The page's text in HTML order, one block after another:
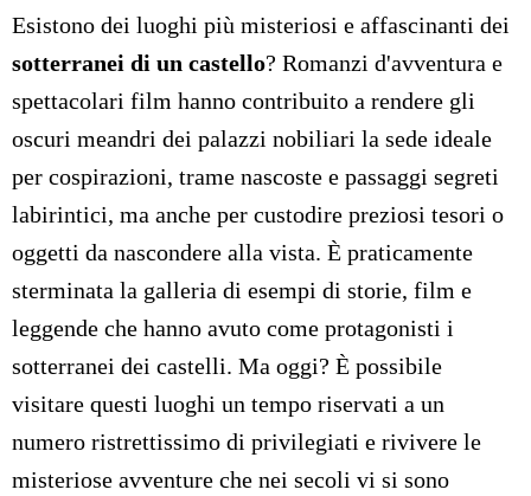
Esistono dei luoghi più misteriosi e affascinanti dei
sotterranei di un castello? Romanzi d'avventura e
spettacolari film hanno contribuito a rendere gli
oscuri meandri dei palazzi nobiliari la sede ideale
per cospirazioni, trame nascoste e passaggi segreti
labirintici, ma anche per custodire preziosi tesori o
oggetti da nascondere alla vista. È praticamente
sterminata la galleria di esempi di storie, film e
leggende che hanno avuto come protagonisti i
sotterranei dei castelli. Ma oggi? È possibile
visitare questi luoghi un tempo riservati a un
numero ristrettissimo di privilegiati e rivivere le
misteriose avventure che nei secoli vi si sono